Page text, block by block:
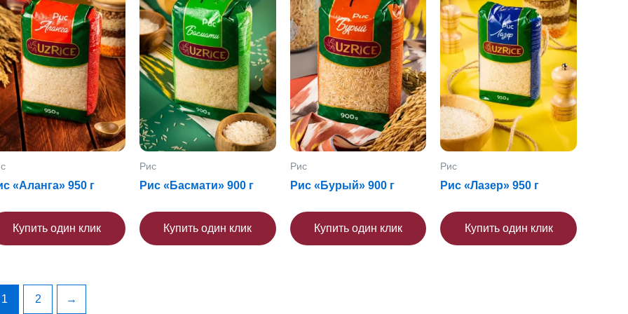
«Аланга» 950 г
Купить один клик
Рис
Рис «Басмати» 900 г
Купить один клик
Рис
Рис «Бурый» 900 г
Купить один клик
Рис
Рис «Лазер» 950 г
Купить один клик
1 2 →